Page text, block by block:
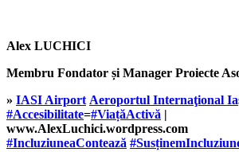
Alex LUCHICI
Membru Fondator și Manager Proiecte
» IASI Airport Aeroportul Internaţional
#Accesibilitate=#ViațăActivă |
www.AlexLuchici.wordpress.com
#IncluziuneaContează #